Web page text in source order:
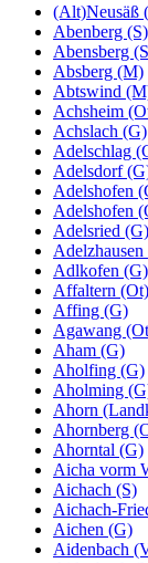
(Alt)Neusäß
Abenberg (S)
Abensberg
Absberg (M)
Abtswind
Achsheim
Achslach (G)
Adelschlag
Adelsdorf
Adelshofen
Adelshofen
Adelsried (G)
Adlkofen (G)
Affaltern (Ot)
Affing (G)
Agawang
Aham (G)
Aholfing (G)
Aholming
Ahorn
Ahornberg
Ahorntal (G)
Aicha vorm
Aichach (S)
Aichach-
Aichen (G)
Aidenbach